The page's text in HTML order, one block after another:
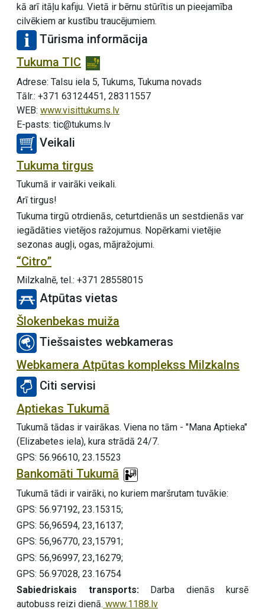
kā arī itāļu kafiju. Vietā ir bērnu stūrītis un pieejamība
cilvēkiem ar kustību traucējumiem.
Tūrisma informācija
Tukuma TIC
Adrese: Talsu iela 5, Tukums, Tukuma novads
Tālr.: +371 63124451, 28311557
WEB: www.visittukums.lv
E-pasts: tic@tukums.lv
Veikali
Tukuma tirgus
Tukumā ir vairāki veikali.
Arī tirgus!
Tukuma tirgū otrdienās, ceturtdienās un sestdienās var
iegādāties vietējos ražojumus. Nopērkami vietējie
sezonas augļi, ogas, mājražojumi.
“Citro”
Milzkalnē, tel.: +371 28558015
Atpūtas vietas
Šlokenbekas muiža
Tiešsaistes webkameras
Webkamera Atpūtas komplekss Milzkalns
Citi servisi
Aptiekas Tukumā
Tukumā tādas ir vairākas. Viena no tām - "Mana Aptieka"
(Elizabetes iela), kura strādā 24/7.
GPS: 56.96610, 23.15523
Bankomāti Tukumā
Tukumā tādi ir vairāki, no kuriem maršrutam tuvākie:
GPS: 56.97192, 23.15315;
GPS: 56,96594, 23,16137;
GPS: 56,96770, 23,15791;
GPS: 56,96997, 23,16279;
GPS: 56.97028, 23.16754
Sabiedriskais transports: Darba dienās kursē
autobuss reizi dienā. www.1188.lv